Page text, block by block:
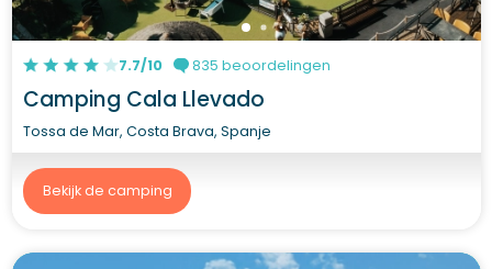
7.7/10 835 beoordelingen
Camping Cala Llevado
Tossa de Mar, Costa Brava, Spanje
Bekijk de camping